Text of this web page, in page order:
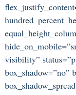
visibility”
box_shadow=”no”